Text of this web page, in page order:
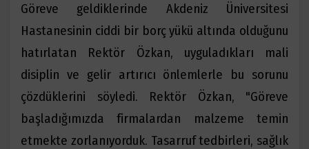
Göreve geldiklerinde Akdeniz Üniversitesi
Hastanesinin ciddi bir borç yükü altında olduğunu
hatırlatan Rektör Özkan, uyguladıkları mali
disiplin ve gelir artırıcı önlemlerle bu sorunu
çözdüklerini söyledi. Rektör Özkan, "Göreve
başladığımızda firmalardan malzeme temin
etmekte zorlanıyorduk. Tasarruf tedbirleri, sağlık